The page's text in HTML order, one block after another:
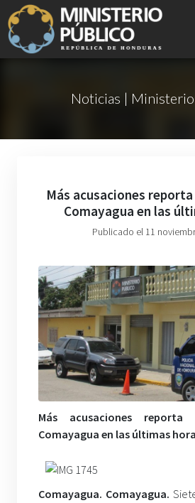
Noticias |
Más acusaciones
Comayagua en las
Publicado el 11
Más acusaciones
Comayagua en las últimas
Comayagua. Comayagua.